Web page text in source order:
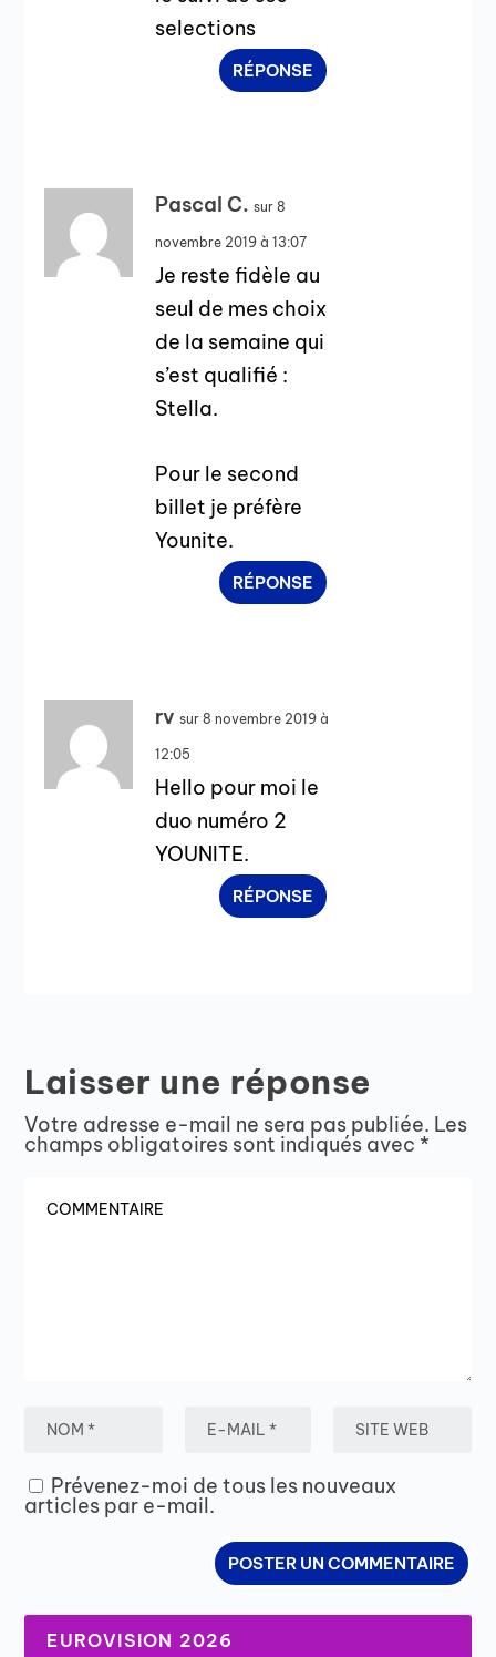
selections
RÉPONSE
Pascal C. sur 8
novembre 2019 à 13:07
Je reste fidèle au
seul de mes choix
de la semaine qui
s’est qualifié :
Stella.
Pour le second
billet je préfère
Younite.
RÉPONSE
rv sur 8 novembre 2019 à
12:05
Hello pour moi le
duo numéro 2
YOUNITE.
RÉPONSE
Laisser une réponse
Votre adresse e-mail ne sera pas publiée. Les
champs obligatoires sont indiqués avec *
Prévenez-moi de tous les nouveaux
articles par e-mail.
EUROVISION 2026